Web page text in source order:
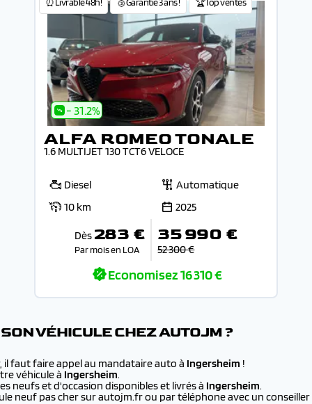
- 31.2%
ALFA ROMEO TONALE
1.6 MULTIJET 130 TCT6 VELOCE
Diesel
Automatique
10 km
2025
Dès 283 €
Par mois en LOA
35 990 €
52 300 €
Economisez16 310 €
VÉHICULE CHEZ AUTOJM ?
faut faire appel au mandataire auto à Ingersheim !
véhicule à Ingersheim.
neufs et d'occasion disponibles et livrés à Ingersheim.
neuf pas cher sur autojm.fr ou par téléphone avec un conseiller